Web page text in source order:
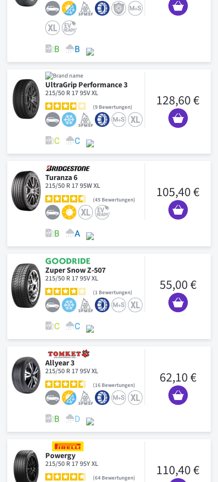
UltraGrip Performance 3
215/50 R 17 95V XL
9 Bewertungen 128,60 €
Turanza 6
215/50 R 17 95W XL
45 Bewertungen 105,40 €
Zuper Snow Z-507
215/50 R 17 95V XL
1 Bewertungen 55,00 €
Allyear 3
215/50 R 17 95V XL
16 Bewertungen 62,10 €
Powergy
215/50 R 17 95Y XL
64 Bewertungen 110,40 €